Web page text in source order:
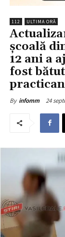
112 ULTIMA ORĂ
școală
12 ani a
fost
By infomm 24